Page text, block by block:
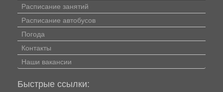
Расписание занятий
Расписание автобусов
Погода
Контакты
Наши вакансии
Быстрые ссылки: